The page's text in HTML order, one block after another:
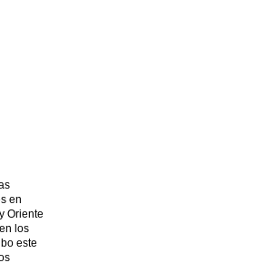
en
Oriente
los
este